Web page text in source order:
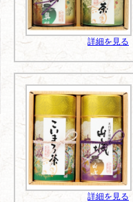
詳細を見る
詳細を見る